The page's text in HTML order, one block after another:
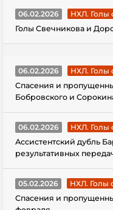
06.02.2026
НХЛ. Голы
Голы Свечникова и
06.02.2026
НХЛ. Голы
Спасения и
Бобровского и
06.02.2026
НХЛ. Голы
Ассистентский дубль
результативных
05.02.2026
НХЛ. Голы
Спасения и